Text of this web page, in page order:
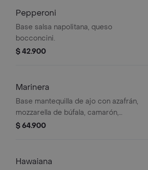
Pepperoni
Base salsa napolitana, queso
bocconcini.
$ 42.900
Marinera
Base mantequilla de ajo con azafrán,
mozzarella de búfala, camarón,
pescado, mejillones, calamares,
$ 64.900
Hawaiana